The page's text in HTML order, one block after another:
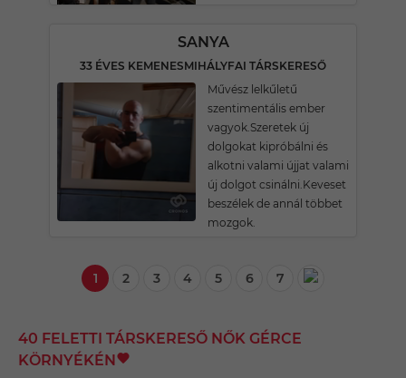
SANYA
33 ÉVES KEMENESMIHÁLYFAI TÁRSKERESŐ
Művész lelkűletű
szentimentális ember
vagyok.Szeretek új
dolgokat kipróbálni és
alkotni valami újjat valami
új dolgot csinálni.Keveset
beszélek de annál többet
mozgok.
1 2 3 4 5 6 7
40 FELETTI TÁRSKERESŐ NŐK GÉRCE
KÖRNYÉKÉN